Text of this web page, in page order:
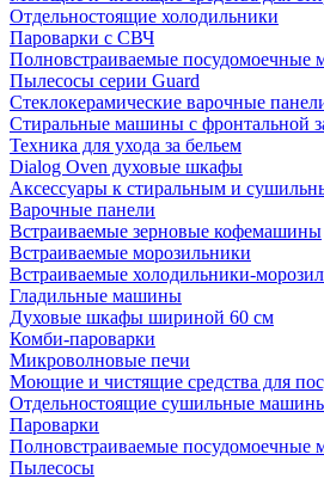
Отдельностоящие холодильники
Пароварки с СВЧ
Полновстраиваемые
Пылесосы серии Guard
Стеклокерамические варочные
Стиральные машины с фронтальной
Техника для ухода за бельем
Dialog Oven духовые шкафы
Аксессуары к стиральным и
Варочные панели
Встраиваемые зерновые кофемашины
Встраиваемые морозильники
Встраиваемые холодильники-
Гладильные машины
Духовые шкафы шириной 60 см
Комби-пароварки
Микроволновые печи
Моющие и чистящие средства для
Отдельностоящие сушильные
Пароварки
Полновстраиваемые
Пылесосы